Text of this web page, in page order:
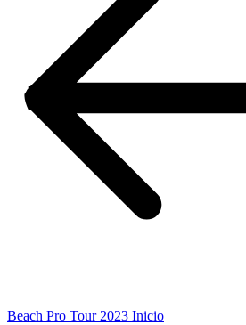
Beach Pro Tour 2023 Inicio